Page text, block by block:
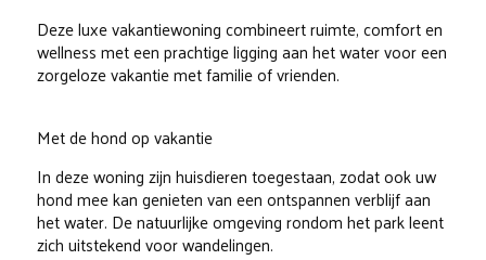
Deze luxe vakantiewoning combineert ruimte, comfort en
wellness met een prachtige ligging aan het water voor een
zorgeloze vakantie met familie of vrienden.
Met de hond op vakantie
In deze woning zijn huisdieren toegestaan, zodat ook uw
hond mee kan genieten van een ontspannen verblijf aan
het water. De natuurlijke omgeving rondom het park leent
zich uitstekend voor wandelingen.